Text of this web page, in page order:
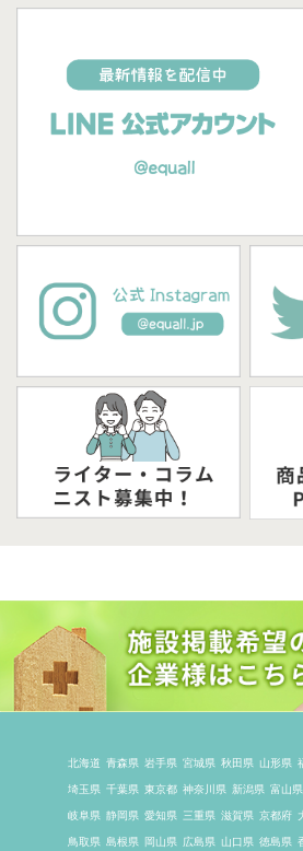
北海道 青森県 岩手県 宮城県 秋田県 山形県
埼玉県 千葉県 東京都 神奈川県 新潟県 富山県
岐阜県 静岡県 愛知県 三重県 滋賀県 京都府
鳥取県 島根県 岡山県 広島県 山口県 徳島県